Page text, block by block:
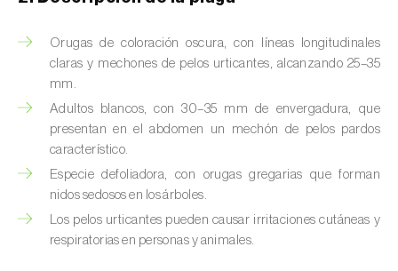
Barrenador del tallo del maíz (
Barrenador del té (Euwallacea fornicatus, E.
fornicatior, E. perbrevis e E. kuroshio
Barrenador del tomate ( Neoleucinodes
elegantalis)
Barrenillo del almendro ( Scolytus amygdali
Barrenillo del olmo (Scolytus multistriatus)
Orugas de coloración oscura, con líneas longitudinales
claras y mechones de pelos urticantes, alcanzando 25–35
mm.
Adultos blancos, con 30–35 mm de envergadura, que
presentan en el abdomen un mechón de pelos pardos
característico.
Especie defoliadora, con orugas gregarias que forman
nidos sedosos en los árboles.
Los pelos urticantes pueden causar irritaciones cutáneas y
respiratorias en personas y animales.